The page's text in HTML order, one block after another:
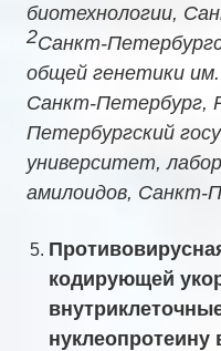
биотехнологии,
2Санкт-
общей генетики
Санкт-Петербург,
Петербургский
университет,
амилоидов, Санкт-
кодирующей
нуклеопротеину